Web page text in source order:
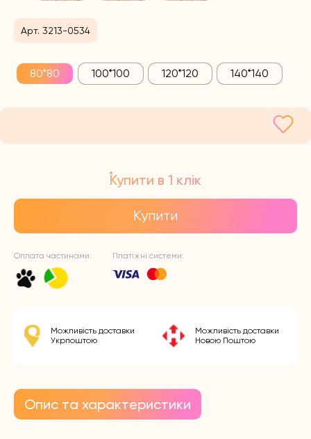
Арт. 3213-0534
80*80 100*100 120*120 140*140
Купити в 1 клік
Купити
Оплата частинами: Платіжні системи:
Можливість доставки
Укрпоштою
Можливість доставки
Новою Поштою
Опис та характеристики